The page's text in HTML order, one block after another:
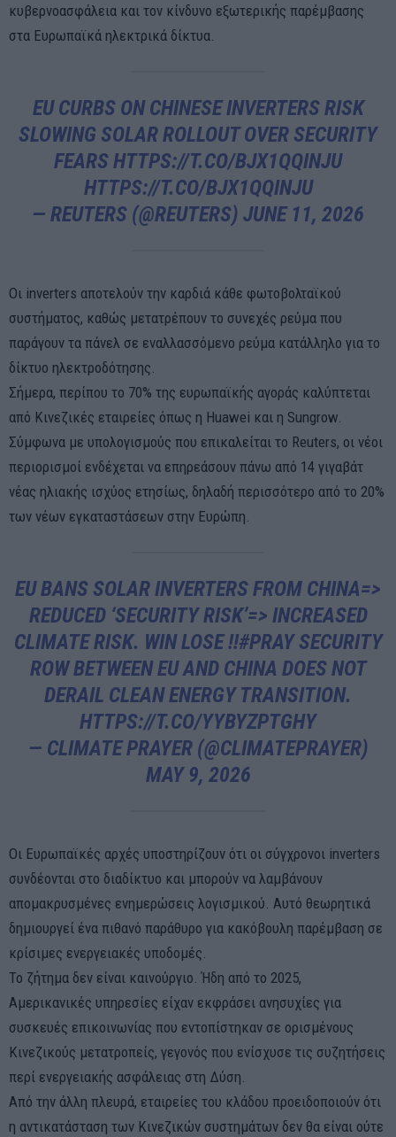
κυβερνοασφάλεια και τον κίνδυνο εξωτερικής παρέμβασης
στα Ευρωπαϊκά ηλεκτρικά δίκτυα.
EU CURBS ON CHINESE INVERTERS RISK
SLOWING SOLAR ROLLOUT OVER SECURITY
FEARSHTTPS://T.CO/BJX1QQINJU
HTTPS://T.CO/BJX1QQINJU
— REUTERS (@REUTERS) JUNE 11, 2026
Οι inverters αποτελούν την καρδιά κάθε φωτοβολταϊκού
συστήματος, καθώς μετατρέπουν το συνεχές ρεύμα που
παράγουν τα πάνελ σε εναλλασσόμενο ρεύμα κατάλληλο για το
δίκτυο ηλεκτροδότησης.
Σήμερα, περίπου το 70% της ευρωπαϊκής αγοράς καλύπτεται
από Κινεζικές εταιρείες όπως η Huawei και η Sungrow.
Σύμφωνα με υπολογισμούς που επικαλείται το Reuters, οι νέοι
περιορισμοί ενδέχεται να επηρεάσουν πάνω από 14 γιγαβάτ
νέας ηλιακής ισχύος ετησίως, δηλαδή περισσότερο από το 20%
των νέων εγκαταστάσεων στην Ευρώπη.
EU BANS SOLAR INVERTERS FROM CHINA=>
REDUCED ‘SECURITY RISK’=> INCREASED
CLIMATE RISK. WIN LOSE !!#PRAYSECURITY
ROW BETWEEN EU AND CHINA DOES NOT
DERAIL CLEAN ENERGY TRANSITION.
HTTPS://T.CO/YYBYZPTGHY
— CLIMATE PRAYER (@CLIMATEPRAYER)
MAY 9, 2026
Οι Ευρωπαϊκές αρχές υποστηρίζουν ότι οι σύγχρονοι inverters
συνδέονται στο διαδίκτυο και μπορούν να λαμβάνουν
απομακρυσμένες ενημερώσεις λογισμικού. Αυτό θεωρητικά
δημιουργεί ένα πιθανό παράθυρο για κακόβουλη παρέμβαση σε
κρίσιμες ενεργειακές υποδομές.
Το ζήτημα δεν είναι καινούργιο. Ήδη από το 2025,
Αμερικανικές υπηρεσίες είχαν εκφράσει ανησυχίες για
συσκευές επικοινωνίας που εντοπίστηκαν σε ορισμένους
Κινεζικούς μετατροπείς, γεγονός που ενίσχυσε τις συζητήσεις
περί ενεργειακής ασφάλειας στη Δύση.
Από την άλλη πλευρά, εταιρείες του κλάδου προειδοποιούν ότι
η αντικατάσταση των Κινεζικών συστημάτων δεν θα είναι ούτε